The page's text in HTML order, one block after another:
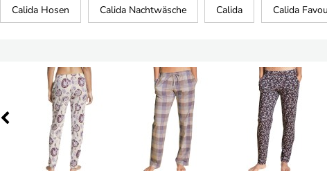
Calida Hosen Calida Nachtwäsche Calida Calida